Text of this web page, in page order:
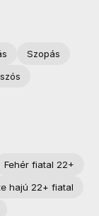
Szopás
Fehér fiatal 22+
hajú 22+ fiatal